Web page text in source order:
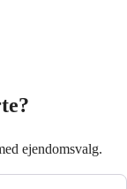
ejendomsvalg.